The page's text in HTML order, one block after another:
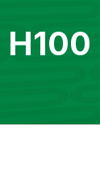
H100